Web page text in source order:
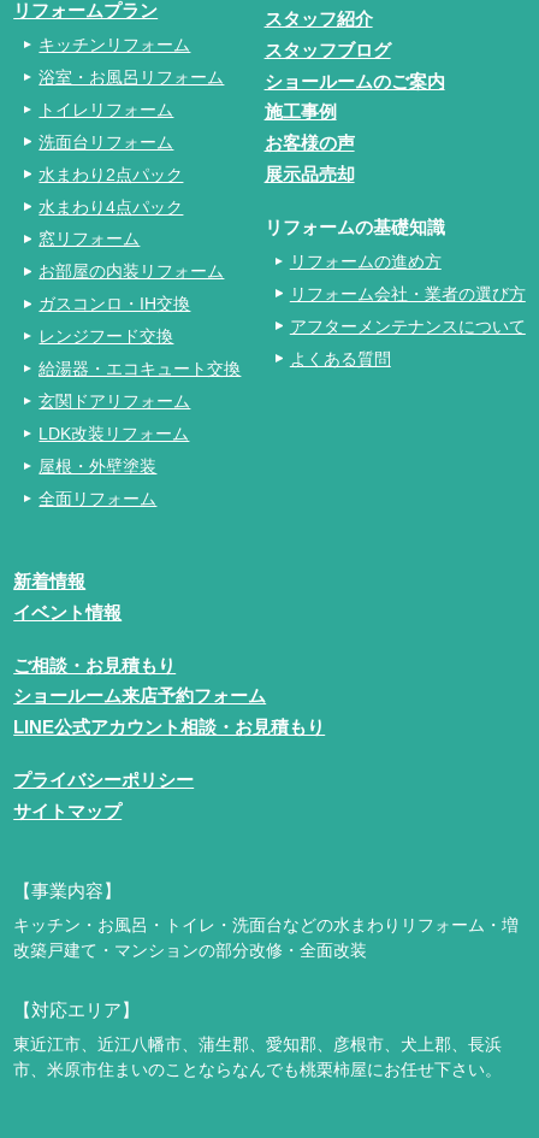
リフォームプラン
キッチンリフォーム
浴室・お風呂リフォーム
トイレリフォーム
洗面台リフォーム
水まわり2点パック
水まわり4点パック
窓リフォーム
お部屋の内装リフォーム
ガスコンロ・IH交換
レンジフード交換
給湯器・エコキュート交換
玄関ドアリフォーム
LDK改装リフォーム
屋根・外壁塗装
全面リフォーム
スタッフ紹介
スタッフブログ
ショールームのご案内
施工事例
お客様の声
展示品売却
リフォームの基礎知識
リフォームの進め方
リフォーム会社・業者の選び方
アフターメンテナンスについて
よくある質問
新着情報
イベント情報
ご相談・お見積もり
ショールーム来店予約フォーム
LINE公式アカウント相談・お見積もり
プライバシーポリシー
サイトマップ
【事業内容】
キッチン・お風呂・トイレ・洗面台などの水まわりリフォーム・増
改築戸建て・マンションの部分改修・全面改装
【対応エリア】
東近江市、近江八幡市、蒲生郡、愛知郡、彦根市、犬上郡、長浜
市、米原市住まいのことならなんでも桃栗柿屋にお任せ下さい。